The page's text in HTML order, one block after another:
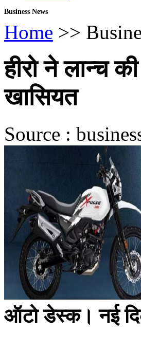
Business News
Home >>
हीरो ने लान्च
खासियत
Source :
ऑटो डेस्क। नई